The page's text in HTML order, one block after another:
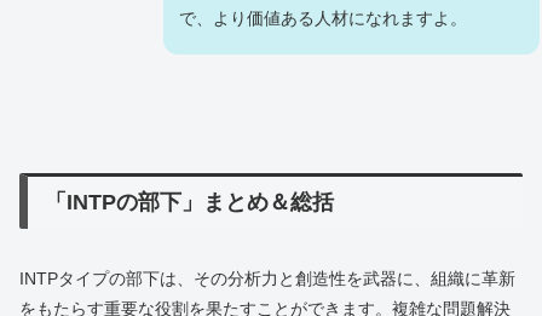
で、より価値ある人材になれますよ。
「INTPの部下」まとめ＆総括
INTPタイプの部下は、その分析力と創造性を武器に、組織に革新
をもたらす重要な役割を果たすことができます。複雑な問題解決